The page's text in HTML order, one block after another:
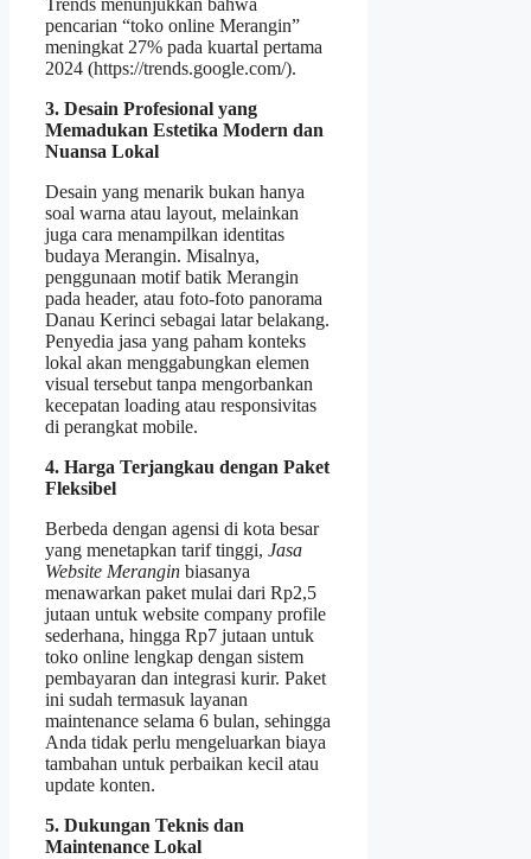
Trends menunjukkan bahwa
pencarian “toko online Merangin”
meningkat 27% pada kuartal pertama
2024 (https://trends.google.com/).
3. Desain Profesional yang
Memadukan Estetika Modern dan
Nuansa Lokal
Desain yang menarik bukan hanya
soal warna atau layout, melainkan
juga cara menampilkan identitas
budaya Merangin. Misalnya,
penggunaan motif batik Merangin
pada header, atau foto-foto panorama
Danau Kerinci sebagai latar belakang.
Penyedia jasa yang paham konteks
lokal akan menggabungkan elemen
visual tersebut tanpa mengorbankan
kecepatan loading atau responsivitas
di perangkat mobile.
4. Harga Terjangkau dengan Paket
Fleksibel
Berbeda dengan agensi di kota besar
yang menetapkan tarif tinggi, Jasa
Website Merangin biasanya
menawarkan paket mulai dari Rp2,5
jutaan untuk website company profile
sederhana, hingga Rp7 jutaan untuk
toko online lengkap dengan sistem
pembayaran dan integrasi kurir. Paket
ini sudah termasuk layanan
maintenance selama 6 bulan, sehingga
Anda tidak perlu mengeluarkan biaya
tambahan untuk perbaikan kecil atau
update konten.
5. Dukungan Teknis dan
Maintenance Lokal